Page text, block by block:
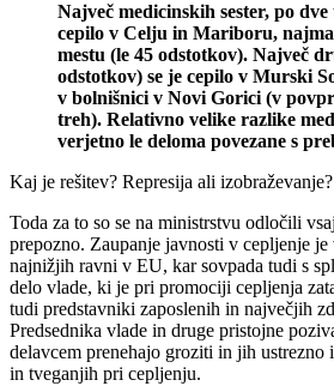
Največ medicinskih sester, po
cepilo v Celju in Mariboru,
mestu (le 45 odstotkov). Največ
odstotkov) se je cepilo v Murski
v bolnišnici v Novi Gorici (v
treh). Relativno velike razlike
verjetno le deloma povezane s
Kaj je rešitev? Represija ali izobraževanje?
Toda za to so se na ministrstvu odločili
prepozno. Zaupanje javnosti v cepljenje
najnižjih ravni v EU, kar sovpada tudi s
delo vlade, ki je pri promociji cepljenja
tudi predstavniki zaposlenih in največjih
Predsednika vlade in druge pristojne
delavcem prenehajo groziti in jih ustrezno
in tveganjih pri cepljenju.